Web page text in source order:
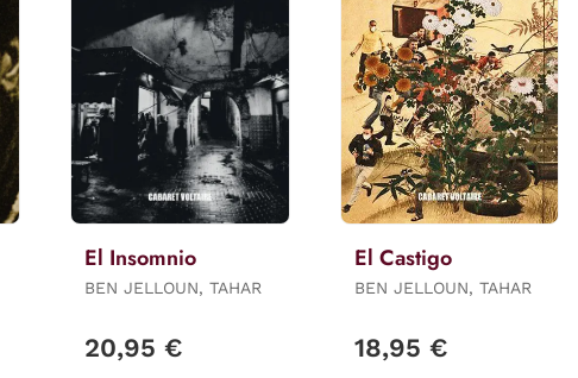
El Insomnio
BEN JELLOUN, TAHAR
20,95 €
El Castigo
BEN JELLOUN, TAHAR
18,95 €